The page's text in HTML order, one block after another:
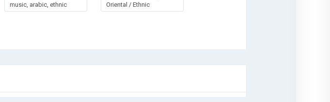
music, arabic, ethnic
Oriental / Ethnic